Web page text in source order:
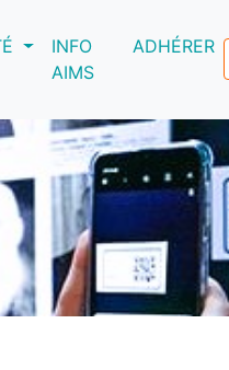
INFO
AIMS
ADHÉRER